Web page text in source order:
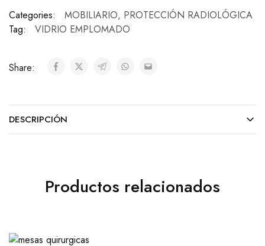
Categories:
MOBILIARIO, PROTECCIÓN RADIOLÓGICA
Tag:
VIDRIO EMPLOMADO
Share:
DESCRIPCIÓN
Productos relacionados